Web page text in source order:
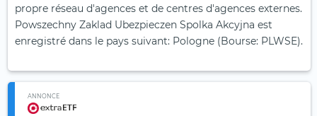
propre réseau d'agences et de centres d'agences externes.
Powszechny Zaklad Ubezpieczen Spolka Akcyjna est
enregistré dans le pays suivant: Pologne (Bourse: PLWSE).
ANNONCE